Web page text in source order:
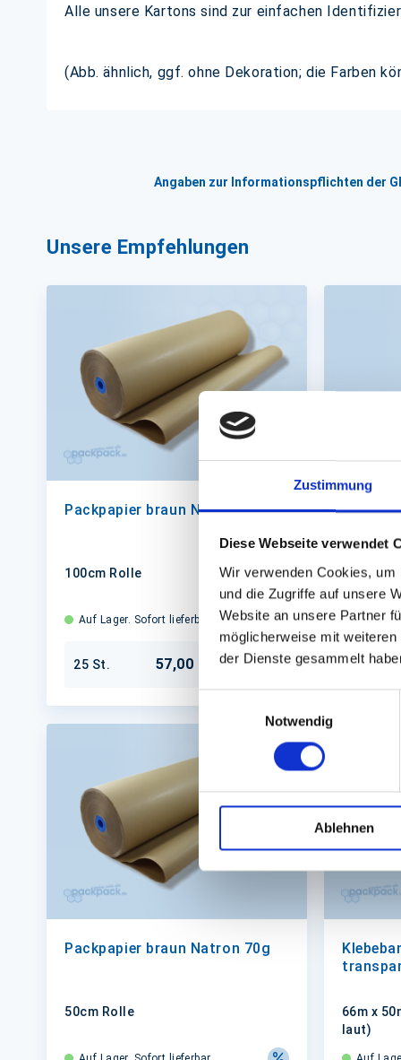
Zustimmung
Diese Webseite verwendet
Wir verwenden Cookies,
und die Zugriffe auf unsere
Website an unsere Partner
möglicherweise mit
der Dienste gesammelt
Notwendig
Ablehnen
Alle unsere Kartons sind zur einfachen
(Abb. ähnlich, ggf. ohne Dekoration; die Farben
Angaben zur Informationspflichten der
Unsere Empfehlungen
Packpapier braun Natron 70g
100cm Rolle
Auf Lager. Sofort lieferbar.
25 St. 57,00 € In den Warenkorb
66m x
leise)
Auf
36 St.
Packpapier braun Natron 70g
50cm Rolle
66m x
laut)